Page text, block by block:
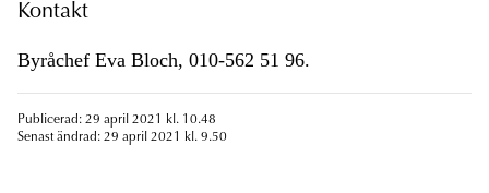
Kontakt
Byråchef Eva Bloch, 010-562 51 96.
Publicerad: 29 april 2021 kl. 10.48
Senast ändrad: 29 april 2021 kl. 9.50